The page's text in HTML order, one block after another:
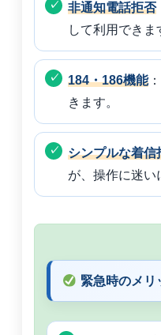
非通知電話拒否
して利用できま
184・186機能
きます。
シンプルな着信
が、操作に迷い
緊急時のメリ